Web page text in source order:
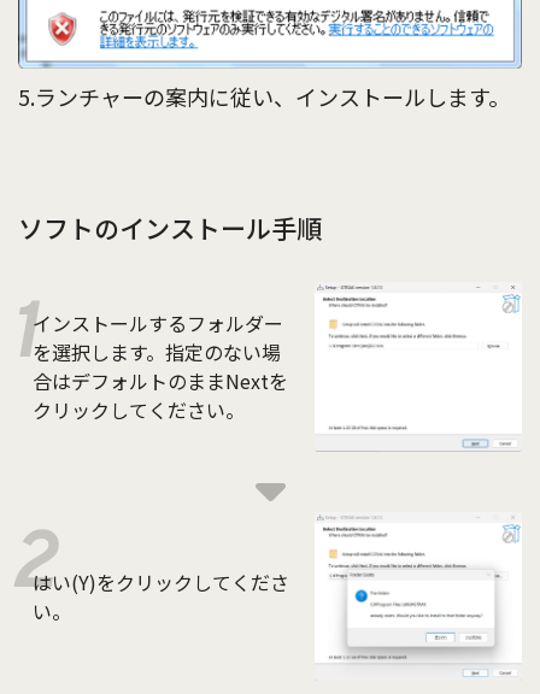
5.ランチャーの案内に従い、インストールします。
ソフトのインストール手順
インストールするフォルダー
を選択します。指定のない場
合はデフォルトのままNextを
クリックしてください。
はい(Y)をクリックしてくださ
い。